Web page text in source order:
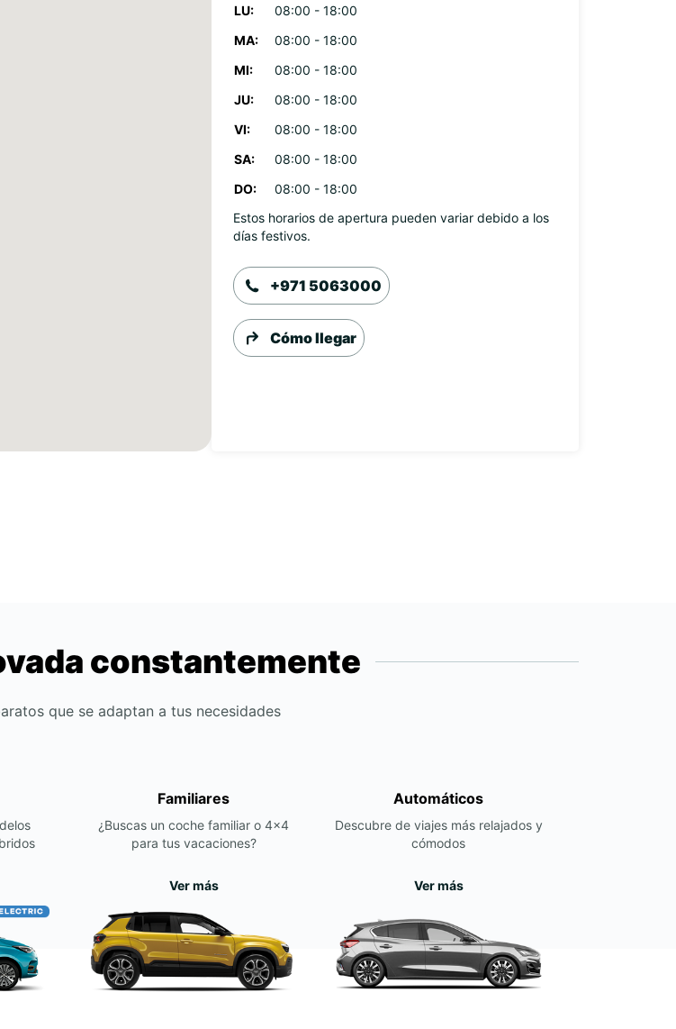
LU:
08:00 - 18:00
MA:
08:00 - 18:00
MI:
08:00 - 18:00
JU:
08:00 - 18:00
VI:
08:00 - 18:00
SA:
08:00 - 18:00
DO:
08:00 - 18:00
Estos horarios de apertura pueden variar debido a los
días festivos.
+971 5063000
Cómo llegar
constantemente
que se adaptan a tus necesidades
Familiares
¿Buscas un coche familiar o 4x4
para tus vacaciones?
Ver más
Automáticos
Descubre de viajes más relajados y
cómodos
Ver más